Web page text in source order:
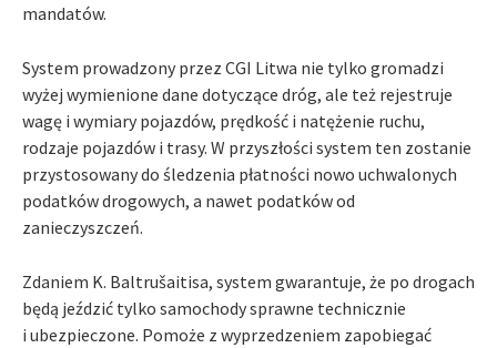
mandatów.
System prowadzony przez CGI Litwa nie tylko gromadzi
wyżej wymienione dane dotyczące dróg, ale też rejestruje
wagę i wymiary pojazdów, prędkość i natężenie ruchu,
rodzaje pojazdów i trasy. W przyszłości system ten zostanie
przystosowany do śledzenia płatności nowo uchwalonych
podatków drogowych, a nawet podatków od
zanieczyszczeń.
Zdaniem K. Baltrušaitisa, system gwarantuje, że po drogach
będą jeździć tylko samochody sprawne technicznie
i ubezpieczone. Pomoże z wyprzedzeniem zapobiegać